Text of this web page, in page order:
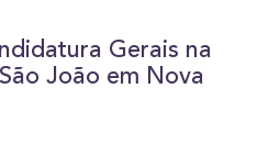
Gerais na
João em Nova